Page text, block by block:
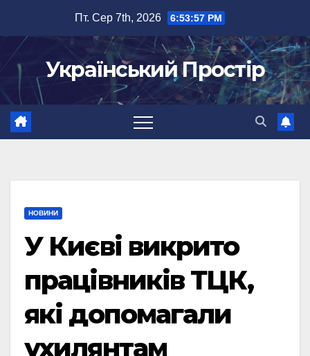
вмісту
Пт. Сер 7th, 2026 6:53:57 PM
Український Простір
НОВИНИ
У Києві викрито
працівників ТЦК,
які допомагали
ухилянтам